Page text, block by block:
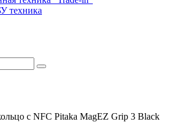
техника
с NFC Pitaka MagEZ Grip 3 Black